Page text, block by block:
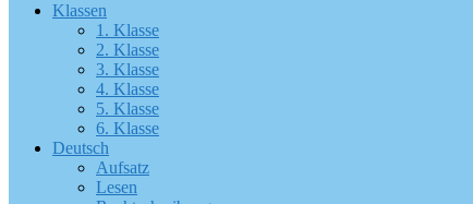
Klassen
1. Klasse
2. Klasse
3. Klasse
4. Klasse
5. Klasse
6. Klasse
Deutsch
Aufsatz
Lesen